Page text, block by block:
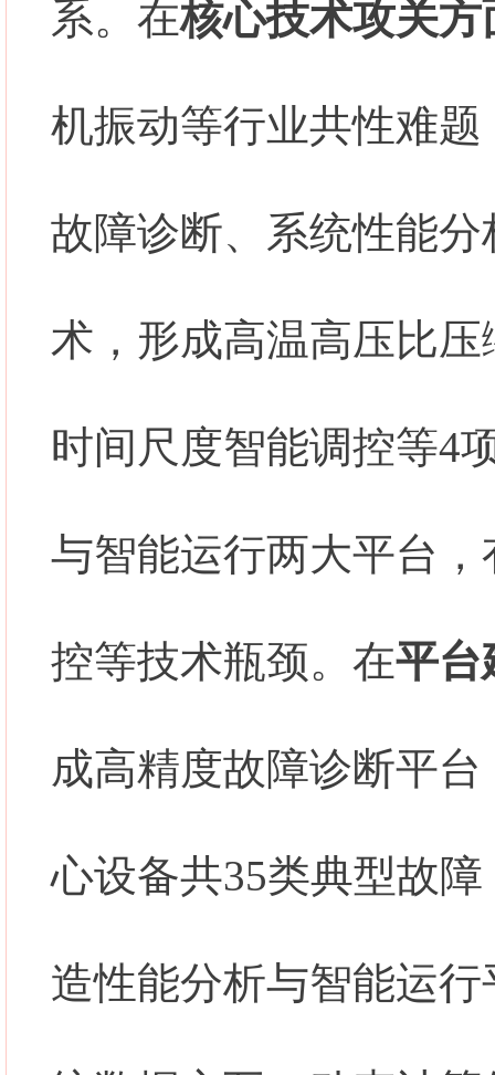
系。在核心技术攻关方
机振动等行业共性难
故障诊断、系统性能
术，形成高温高压比
时间尺度智能调控等4
与智能运行两大平台
控等技术瓶颈。在平台
成高精度故障诊断平
心设备共35类典型故
造性能分析与智能运